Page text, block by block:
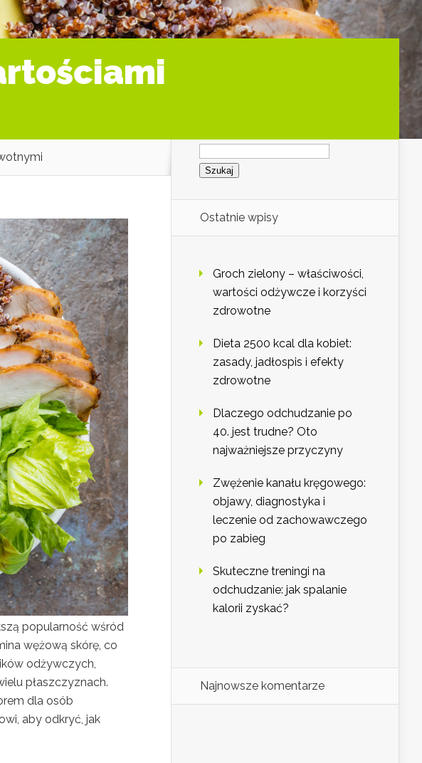
popularność wśród
wężową skórę, co
odżywczych,
płaszczyznach.
dla osób
aby odkryć, jak
Szukaj:
Ostatnie wpisy
Groch zielony – właściwości,
wartości odżywcze i korzyści
zdrowotne
Dieta 2500 kcal dla kobiet:
zasady, jadłospis i efekty
zdrowotne
Dlaczego odchudzanie po
40. jest trudne? Oto
najważniejsze przyczyny
Zwężenie kanału kręgowego:
objawy, diagnostyka i
leczenie od zachowawczego
po zabieg
Skuteczne treningi na
odchudzanie: jak spalanie
kalorii zyskać?
Najnowsze komentarze